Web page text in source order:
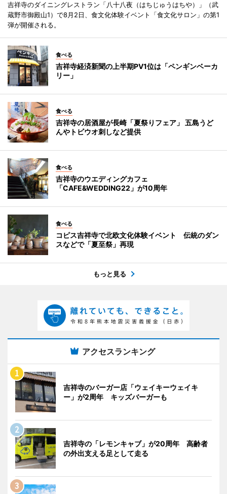
吉祥寺のダイニングレストラン「八十八夜（はちじゅうはちや）」（武
蔵野市御殿山1）で8月2日、食文化体験イベント「食文化サロン」の第1
弾が開催される。
食べる
吉祥寺経済新聞の上半期PV1位は「ペンギンベーカ
リー」
食べる
吉祥寺の居酒屋が長崎「夏祭りフェア」 五島うど
んやトビウオ刺しなど提供
食べる
吉祥寺のウエディングカフェ
「CAFE&WEDDING22」が10周年
食べる
コピス吉祥寺で北欧文化体験イベント 伝統のダン
スなどで「夏至祭」再現
もっと見る
アクセスランキング
吉祥寺のバーガー店「ウェイキーウェイキ
ー」が2周年 キッズバーガーも
吉祥寺の「レモンキャブ」が20周年 高齢者
の外出支える足として走る